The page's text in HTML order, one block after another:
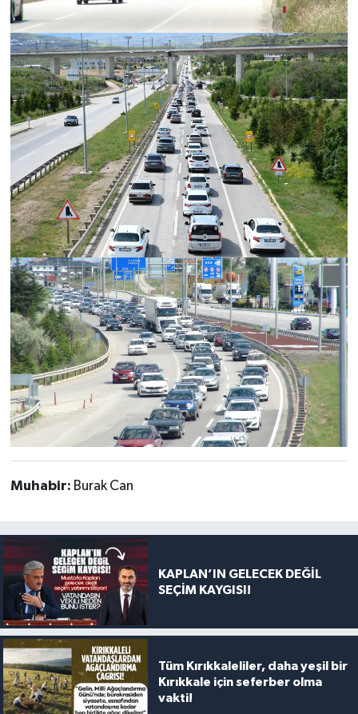
Muhabir: Burak Can
KAPLAN’IN GELECEK DEĞİL
SEÇİM KAYGISI!
Tüm Kırıkkaleliler, daha yeşil bir
Kırıkkale için seferber olma
vakti!